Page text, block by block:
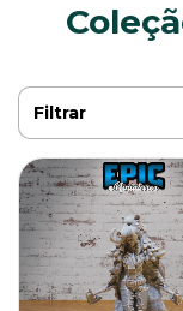
Filtrar